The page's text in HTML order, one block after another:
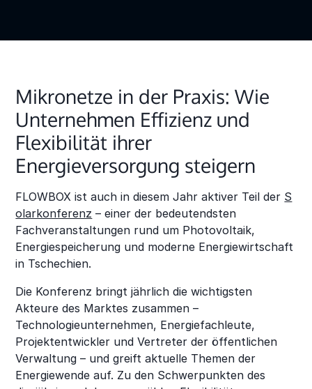
Mikronetze in der Praxis: Wie
Unternehmen Effizienz und
Flexibilität ihrer
Energieversorgung steigern
FLOWBOX ist auch in diesem Jahr aktiver Teil der S
olarkonferenz – einer der bedeutendsten
Fachveranstaltungen rund um Photovoltaik,
Energiespeicherung und moderne Energiewirtschaft
in Tschechien.
Die Konferenz bringt jährlich die wichtigsten
Akteure des Marktes zusammen –
Technologieunternehmen, Energiefachleute,
Projektentwickler und Vertreter der öffentlichen
Verwaltung – und greift aktuelle Themen der
Energiewende auf. Zu den Schwerpunkten des